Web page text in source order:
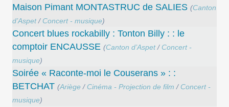
Maison Pimant MONTASTRUC de SALIES (Canton
d’Aspet/ Concert - musique)
Concert blues rockabilly : Tonton Billy : : le
comptoir ENCAUSSE (Canton d’Aspet/ Concert -
musique)
Soirée « Raconte-moi le Couserans » : :
BETCHAT (Ariège/ Cinéma - Projection de film / Concert -
musique)